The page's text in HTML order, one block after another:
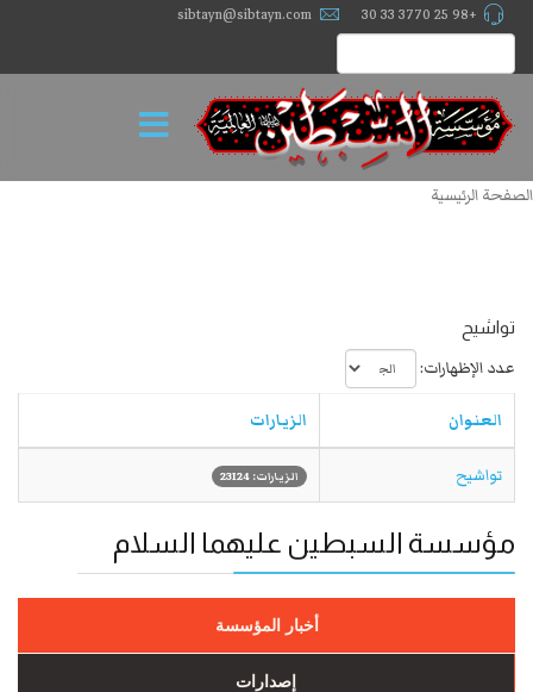
+98 25 3770 33 30
sibtayn@sibtayn.com
الصفحة الرئيسية
تواشيح
عدد الإظهارات:
العنوان الزيارات
تواشيح الزيارات: 23124
مؤسسة السبطين عليهما السلام
أخبار المؤسسة
إصدارات